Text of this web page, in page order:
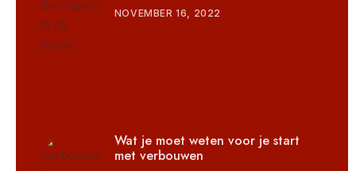
NOVEMBER 16, 2022
Wat je moet weten voor je start
met verbouwen